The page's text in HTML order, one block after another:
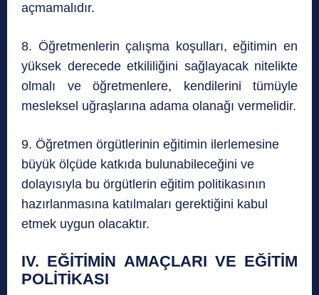
açmamalıdır.
8. Öğretmenlerin çalışma koşulları, eğitimin en
yüksek derecede etkililiğini sağlayacak nitelikte
olmalı ve öğretmenlere, kendilerini tümüyle
mesleksel uğraşlarına adama olanağı vermelidir.
9. Öğretmen örgütlerinin eğitimin ilerlemesine
büyük ölçüde katkıda bulunabileceğini ve
dolayısıyla bu örgütlerin eğitim politikasının
hazırlanmasına katılmaları gerektiğini kabul
etmek uygun olacaktır.
IV. EĞİTİMİN AMAÇLARI VE EĞİTİM
POLİTİKASI